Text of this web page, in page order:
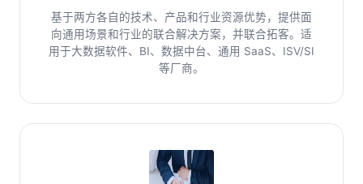
基于两方各自的技术、产品和行业资源优势，提供面
向通用场景和行业的联合解决方案，并联合拓客。适
用于大数据软件、BI、数据中台、通用 SaaS、ISV/SI
等厂商。